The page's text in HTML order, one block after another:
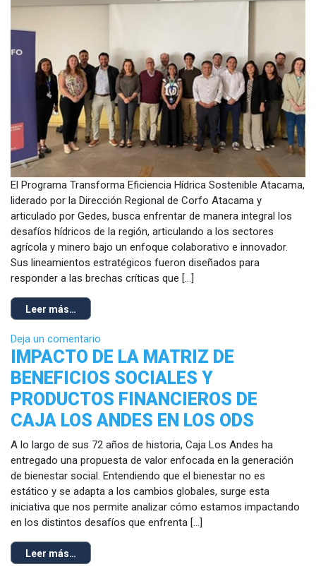
El Programa Transforma Eficiencia Hídrica Sostenible Atacama,
liderado por la Dirección Regional de Corfo Atacama y
articulado por Gedes, busca enfrentar de manera integral los
desafíos hídricos de la región, articulando a los sectores
agrícola y minero bajo un enfoque colaborativo e innovador.
Sus lineamientos estratégicos fueron diseñados para
responder a las brechas críticas que […]
Leer más…
Deja un comentario
IMPACTO DE LA MATRIZ DE
BENEFICIOS SOCIALES Y
PRODUCTOS FINANCIEROS DE
CAJA LOS ANDES EN LOS ODS
A lo largo de sus 72 años de historia, Caja Los Andes ha
entregado una propuesta de valor enfocada en la generación
de bienestar social. Entendiendo que el bienestar no es
estático y se adapta a los cambios globales, surge esta
iniciativa que nos permite analizar cómo estamos impactando
en los distintos desafíos que enfrenta […]
Leer más…